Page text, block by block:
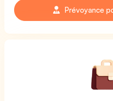
Prévoyance